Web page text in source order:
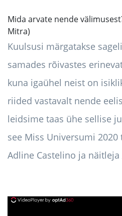
Mida arvate nende
Mitra)
Kuulsusi märgatakse
samades rõivastes
kuna igaühel neist on
riided vastavalt nende
leidsime taas ühe sellise
see Miss Universumi 2020
Adline Castelino ja näitleja